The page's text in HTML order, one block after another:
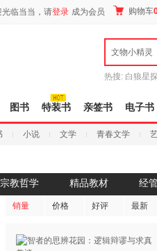
光临当当，请登录 成为会员 购物车
文物小精灵
热搜: 白狼星
图书 特装书 亲签书 电子书
小说 文学 青春文学
宗教哲学 精品教材 经
销量 价格 好评 最新